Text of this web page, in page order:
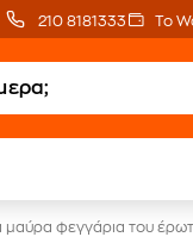
210 8181333 Το
μαύρα φεγγάρια του